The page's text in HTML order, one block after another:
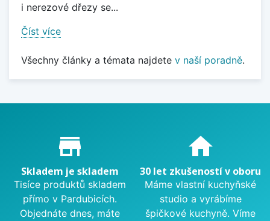
i nerezové dřezy se...
Číst více
Všechny články a témata najdete v naší poradně.
Proč nakupovat u nás?
store_mall_directory
Skladem je skladem
Tisíce produktů skladem
přímo v Pardubicích.
Objednáte dnes, máte
home
30 let zkušeností v oboru
Máme vlastní kuchyňské
studio a vyrábíme
špičkové kuchyně. Víme